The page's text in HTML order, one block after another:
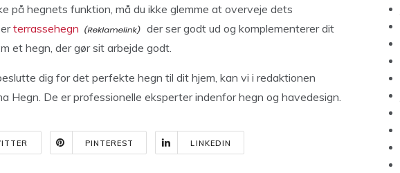
på hegnets funktion, må du ikke glemme at overveje dets
terrassehegn
der ser godt ud og komplementerer dit
et hegn, der gør sit arbejde godt.
dig for det perfekte hegn til dit hjem, kan vi i redaktionen
Hegn. De er professionelle eksperter indenfor hegn og havedesign.
PINTEREST LINKEDIN